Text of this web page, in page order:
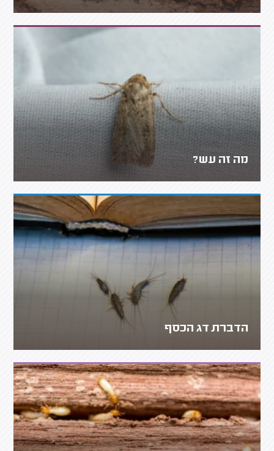
מה זה עש?
הדברת דג הכסף